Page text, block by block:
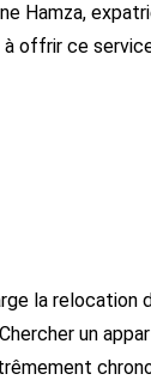
Hamza,
offrir ce
la relocation
un